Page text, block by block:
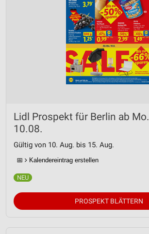
Lidl Prospekt für Berlin ab
10.08.
Gültig von 10. Aug. bis 15. Aug.
📅 Kalendereintrag erstellen
PROSPEKT BLÄTTERN